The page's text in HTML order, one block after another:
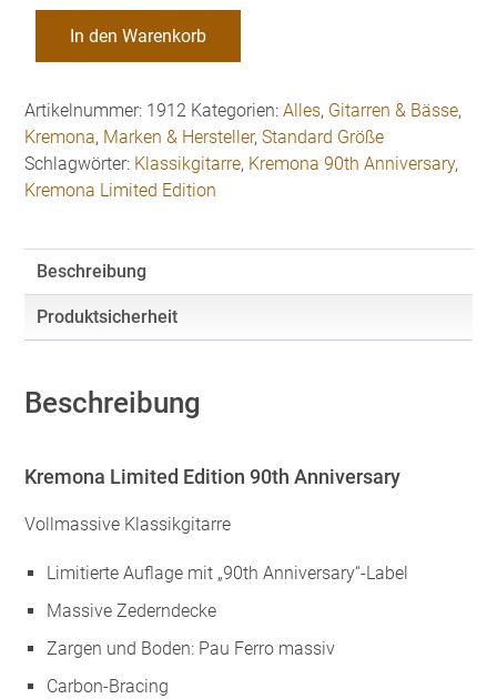
Limited
90th
Anniversary
Klassikgitarre
Menge
In den Warenkorb
Artikelnummer: 1912 Kategorien:Alles, Gitarren & Bässe,
Kremona, Marken & Hersteller,Standard Größe
Schlagwörter: Klassikgitarre, Kremona 90th Anniversary,
Kremona Limited Edition
Beschreibung
Produktsicherheit
Beschreibung
Kremona Limited Edition 90th Anniversary
Vollmassive Klassikgitarre
Limitierte Auflage mit „90th Anniversary“-Label
Massive Zederndecke
Zargen und Boden: Pau Ferro massiv
Carbon-Bracing